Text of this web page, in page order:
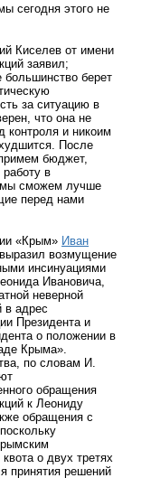
сегодня этого не
Киселев от имени
заявил;
большинство берет
за ситуацию в
что она не
контроля и никоим
После
бюджет,
в
сможем лучше
перед нами
«Крым» Иван
возмущение
инсинуациями
Ивановича,
неверной
в адрес
Президента и
о положении в
Крыма».
по словам И.
обращения
к Леониду
обращения с
о двух третях
принятия решений